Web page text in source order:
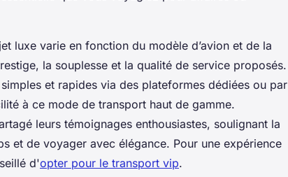
luxe varie en fonction du modèle d’avion et de la
la souplesse et la qualité de service proposés.
et rapides via des plateformes dédiées ou par
à ce mode de transport haut de gamme.
leurs témoignages enthousiastes, soulignant la
et de voyager avec élégance. Pour une expérience
d'opter pour le transport vip.